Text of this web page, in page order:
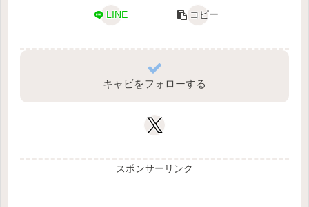
LINE コピー
キャビをフォローする
スポンサーリンク